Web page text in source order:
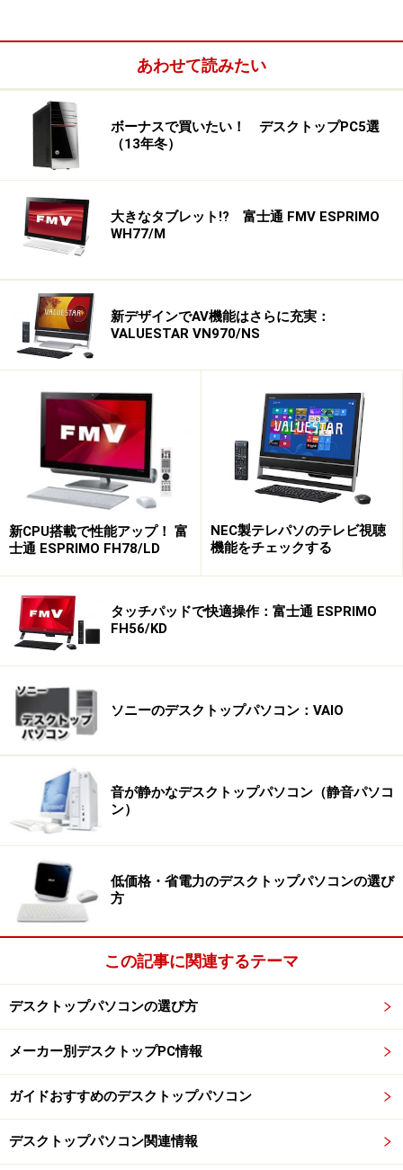
VPCL119FJ/Sを起動すると、水色の壁紙がデフォルトに
なっていることもあり、画面色が淡く感じます。国内メ
ーカー製のパソコンはテレビ機能を重視していることが
になっていることが多いのですが、VAIOはさほどでもあ
りません。Webやオフィスソフトなど、パソコンとして
の利用を想定しているということでしょうか。
もちろん、VAIOも他社製品と同様、調節ボタンのほかに
も、カラーモードを変更することが可能です。DVDや
Blu-ray コンテンツのディスクを挿入したり、テレビ番組
視聴に切り替えると自動的にモード選択の画面があらわ
れますので、ここで選べば、より視聴に適した色になり
ます。ただし、リモコンからの切り替えはサポートされ
ておらず、これは改善してほしい点です。
性能は十分、動作は快適
VPCL119FJ/Sの性能は十分なもの。Core 2 Duo
E7500（2.93GHzx2）、メモリ4GB、HDD1TB、グラフィ
ックスは NVIDIA GeForce G210M。グラフィックスは内
蔵式ですが、最新のものでBlu-rayコンテンツの再生もス
ムーズです。
Windowsエクスペリエンス・インデックス。グラフィックス
スコアは「4.9」（画像をクリックして拡大）
い。
あわせて読みたい
ボーナスで買いたい！ デスクトップPC5選
（13年冬）
大きなタブレット!? 富士通 FMV ESPRIMO
WH77/M
新デザインでAV機能はさらに充実：
VALUESTAR VN970/NS
新CPU搭載で性能アップ！ 富
士通 ESPRIMO FH78/LD
NEC製テレパソのテレビ視聴
機能をチェックする
タッチパッドで快適操作：富士通 ESPRIMO
FH56/KD
ソニーのデスクトップパソコン：VAIO
音が静かなデスクトップパソコン（静音パソコ
ン）
低価格・省電力のデスクトップパソコンの選び
方
この記事に関連するテーマ
デスクトップパソコンの選び方
メーカー別デスクトップPC情報
ガイドおすすめのデスクトップパソコン
デスクトップパソコン関連情報